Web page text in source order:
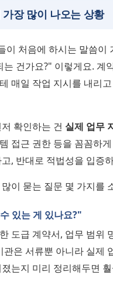
장 많이 나오는 상황
이 처음에 하시는 말씀
건가요?" 이렇게요. 계
매일 작업 지시를 내리
확인하는 건 실제 업무
접근 권한 등을 꼼꼼하
, 반대로 적법성을 입증
이 묻는 질문 몇 가지를
있는 게 있나요?"
도급 계약서, 업무 범위
은 서류뿐 아니라 실제
는지 미리 정리해두면